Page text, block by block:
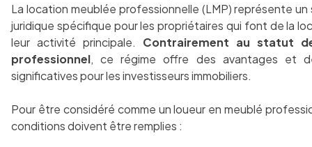
La location meublée professionnelle (LMP) représente
juridique spécifique pour les propriétaires qui font de la
leur activité principale. Contrairement au statut
professionnel, ce régime offre des avantages et
significatives pour les investisseurs immobiliers.
Pour être considéré comme un loueur en meublé
conditions doivent être remplies :